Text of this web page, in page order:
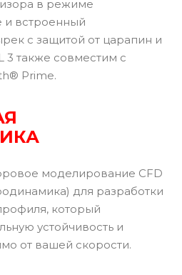
в режиме
и встроенный
с защитой от царапин и
3 также совместим с
Prime.
моделирование CFD
для разработки
который
устойчивость и
от вашей скорости.